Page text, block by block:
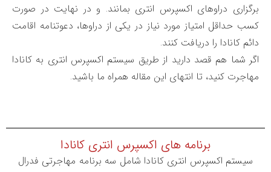
برگزاری دراوهای اکسپرس انتری بمانند. و در نهایت در صورت
کسب حداقل امتیاز مورد نیاز در یکی از دراوها، دعوتنامه اقامت
دائم کانادا را دریافت کنند.
اگر شما هم قصد دارید از طریق سیستم اکسپرس انتری به کانادا
مهاجرت کنید، تا انتهای این مقاله همراه ما باشید.
برنامه های اکسپرس انتری کانادا
سیستم اکسپرس انتری کانادا شامل سه برنامه مهاجرتی فدرال